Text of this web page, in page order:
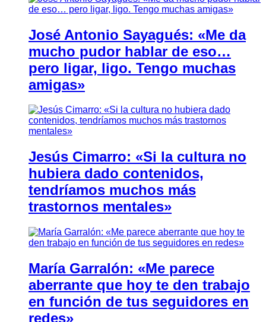
José Antonio Sayagués: «Me da
mucho pudor hablar de eso…
pero ligar, ligo. Tengo muchas
amigas»
Jesús Cimarro: «Si la cultura no
hubiera dado contenidos,
tendríamos muchos más
trastornos mentales»
María Garralón: «Me parece
aberrante que hoy te den trabajo
en función de tus seguidores en
redes»